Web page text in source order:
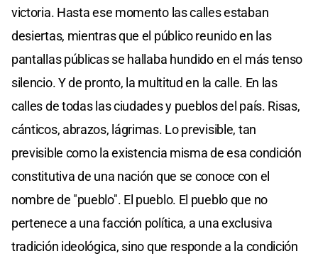
victoria. Hasta ese momento las calles estaban
desiertas, mientras que el público reunido en las
pantallas públicas se hallaba hundido en el más tenso
silencio. Y de pronto, la multitud en la calle. En las
calles de todas las ciudades y pueblos del país. Risas,
cánticos, abrazos, lágrimas. Lo previsible, tan
previsible como la existencia misma de esa condición
constitutiva de una nación que se conoce con el
nombre de "pueblo". El pueblo. El pueblo que no
pertenece a una facción política, a una exclusiva
tradición ideológica, sino que responde a la condición